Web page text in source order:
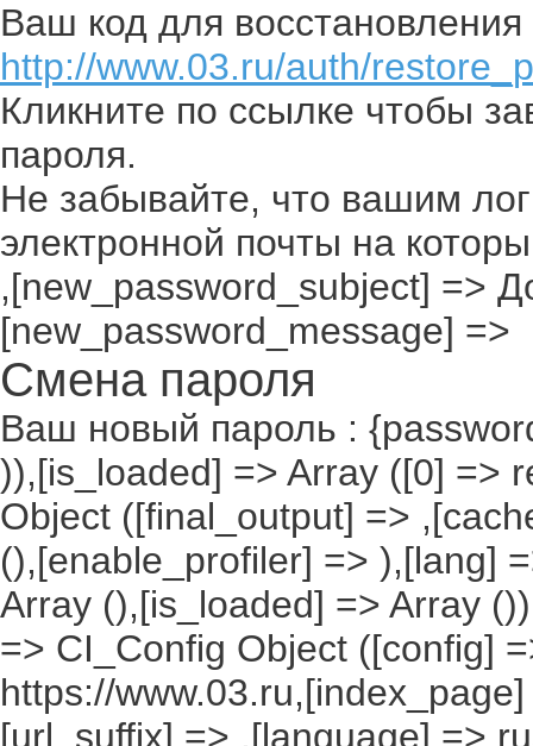
Ваш код для восстановления
http://www.03.ru/auth/
Кликните по ссылке чтобы
пароля.
Не забывайте, что вашим
электронной почты на
,[new_password_subject] =>
[new_password_message] =>
Смена пароля
Ваш новый пароль :
)),[is_loaded] => Array ([0] =>
Object ([final_output] =>
(),[enable_profiler] => ),[lang]
Array (),[is_loaded] => Array
=> CI_Config Object ([config]
https://
[url_suffix] => ,[language] =>